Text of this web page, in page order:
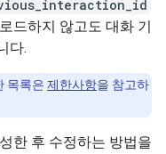
드하지 않고도 대화 기
다.
목록은 제한사항을 참고하
한 후 수정하는 방법을